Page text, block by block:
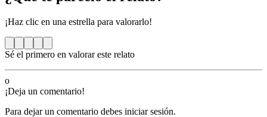
¡Haz clic en una estrella para valorarlo!
Sé el primero en valorar este relato
o
¡Deja un comentario!
Para dejar un comentario debes iniciar sesión.